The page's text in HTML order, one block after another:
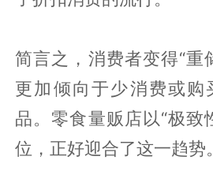
简言之，消费者变得“重
更加倾向于少消费或购
品。零食量贩店以“极致
位，正好迎合了这一趋势。